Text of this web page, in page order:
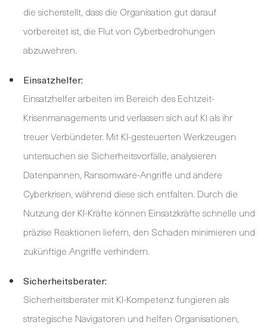
die sicherstellt, dass die Organisation gut darauf
vorbereitet ist, die Flut von Cyberbedrohungen
abzuwehren.
Einsatzhelfer:
Einsatzhelfer arbeiten im Bereich des Echtzeit-
Krisenmanagements und verlassen sich auf KI als ihr
treuer Verbündeter. Mit KI-gesteuerten Werkzeugen
untersuchen sie Sicherheitsvorfälle, analysieren
Datenpannen, Ransomware-Angriffe und andere
Cyberkrisen, während diese sich entfalten. Durch die
Nutzung der KI-Kräfte können Einsatzkräfte schnelle und
präzise Reaktionen liefern, den Schaden minimieren und
zukünftige Angriffe verhindern.
Sicherheitsberater:
Sicherheitsberater mit KI-Kompetenz fungieren als
strategische Navigatoren und helfen Organisationen,